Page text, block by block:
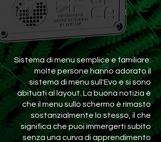
Sistema di menu semplice e familiare:
molte persone hanno adorato il
sistema di menu sull'Evo e si sono
abituati al layout. La buona notizia è
che il menu sullo schermo è rimasto
sostanzialmente lo stesso, il che
significa che puoi immergerti subito
senza una curva di apprendimento